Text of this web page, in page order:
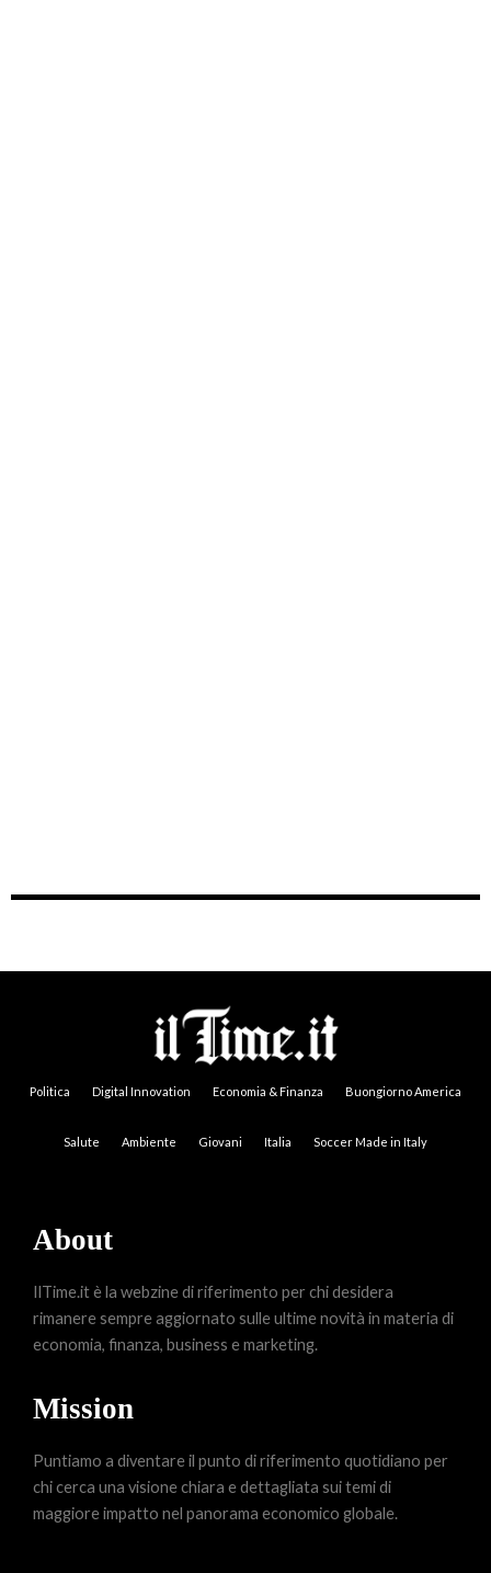
Politica Digital Innovation Economia & Finanza Buongiorno America
Salute Ambiente Giovani Italia Soccer Made in Italy
About
IlTime.it è la webzine di riferimento per chi desidera
rimanere sempre aggiornato sulle ultime novità in materia di
economia, finanza, business e marketing.
Mission
Puntiamo a diventare il punto di riferimento quotidiano per
chi cerca una visione chiara e dettagliata sui temi di
maggiore impatto nel panorama economico globale.